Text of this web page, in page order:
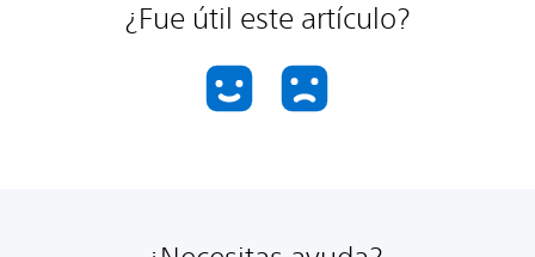
¿Fue útil este artículo?